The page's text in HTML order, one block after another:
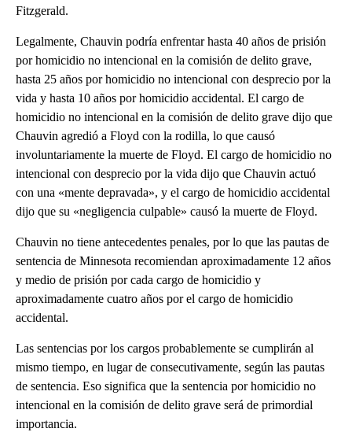
Fitzgerald.
Legalmente, Chauvin podría enfrentar hasta 40 años de prisión
por homicidio no intencional en la comisión de delito grave,
hasta 25 años por homicidio no intencional con desprecio por la
vida y hasta 10 años por homicidio accidental. El cargo de
homicidio no intencional en la comisión de delito grave dijo que
Chauvin agredió a Floyd con la rodilla, lo que causó
involuntariamente la muerte de Floyd. El cargo de homicidio no
intencional con desprecio por la vida dijo que Chauvin actuó
con una «mente depravada», y el cargo de homicidio accidental
dijo que su «negligencia culpable» causó la muerte de Floyd.
Chauvin no tiene antecedentes penales, por lo que las pautas de
sentencia de Minnesota recomiendan aproximadamente 12 años
y medio de prisión por cada cargo de homicidio y
aproximadamente cuatro años por el cargo de homicidio
accidental.
Las sentencias por los cargos probablemente se cumplirán al
mismo tiempo, en lugar de consecutivamente, según las pautas
de sentencia. Eso significa que la sentencia por homicidio no
intencional en la comisión de delito grave será de primordial
importancia.